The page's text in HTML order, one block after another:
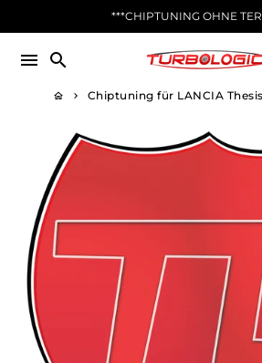
zum
***CHIPTUNING OHNE
menu search
home keyboard_arrow_right Chiptuning für LANCIA